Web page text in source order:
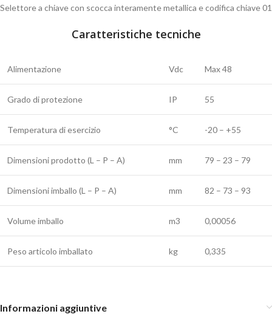
Selettore a chiave con scocca interamente metallica e codifica chiave 01
Caratteristiche tecniche
Alimentazione Vdc Max 48
Grado di protezione IP 55
Temperatura di esercizio °C -20 – +55
Dimensioni prodotto (L – P – A) mm 79 – 23 – 79
Dimensioni imballo (L – P – A) mm 82 – 73 – 93
Volume imballo m3 0,00056
Peso articolo imballato kg 0,335
Informazioni aggiuntive